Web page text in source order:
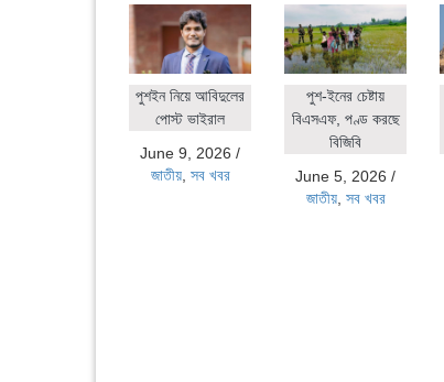
পুশইন নিয়ে আবিদুলের
পোস্ট ভাইরাল
June 9, 2026 /
জাতীয়, সব খবর
পুশ-ইনের চেষ্টায়
বিএসএফ, পণ্ড করছে
বিজিবি
June 5, 2026 /
জাতীয়, সব খবর